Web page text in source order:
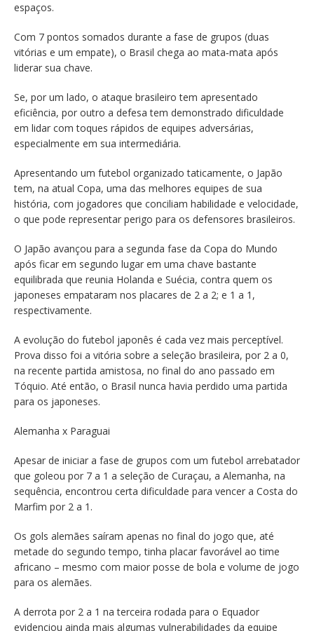
espaços.
Com 7 pontos somados durante a fase de grupos (duas
vitórias e um empate), o Brasil chega ao mata‑mata após
liderar sua chave.
Se, por um lado, o ataque brasileiro tem apresentado
eficiência, por outro a defesa tem demonstrado dificuldade
em lidar com toques rápidos de equipes adversárias,
especialmente em sua intermediária.
Apresentando um futebol organizado taticamente, o Japão
tem, na atual Copa, uma das melhores equipes de sua
história, com jogadores que conciliam habilidade e velocidade,
o que pode representar perigo para os defensores brasileiros.
O Japão avançou para a segunda fase da Copa do Mundo
após ficar em segundo lugar em uma chave bastante
equilibrada que reunia Holanda e Suécia, contra quem os
japoneses empataram nos placares de 2 a 2; e 1 a 1,
respectivamente.
A evolução do futebol japonês é cada vez mais perceptível.
Prova disso foi a vitória sobre a seleção brasileira, por 2 a 0,
na recente partida amistosa, no final do ano passado em
Tóquio. Até então, o Brasil nunca havia perdido uma partida
para os japoneses.
Alemanha x Paraguai
Apesar de iniciar a fase de grupos com um futebol arrebatador
que goleou por 7 a 1 a seleção de Curaçau, a Alemanha, na
sequência, encontrou certa dificuldade para vencer a Costa do
Marfim por 2 a 1.
Os gols alemães saíram apenas no final do jogo que, até
metade do segundo tempo, tinha placar favorável ao time
africano – mesmo com maior posse de bola e volume de jogo
para os alemães.
A derrota por 2 a 1 na terceira rodada para o Equador
evidenciou ainda mais algumas vulnerabilidades da equipe